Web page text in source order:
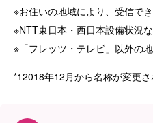
※お住いの地域により、受信で
※NTT東日本・西日本設備状況
※ 「フレッツ・テレビ」以外の
*12018年12月から名称が変更